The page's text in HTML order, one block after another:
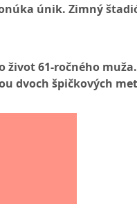
únik. Zimný
61-ročného muža.
dvoch špičkových